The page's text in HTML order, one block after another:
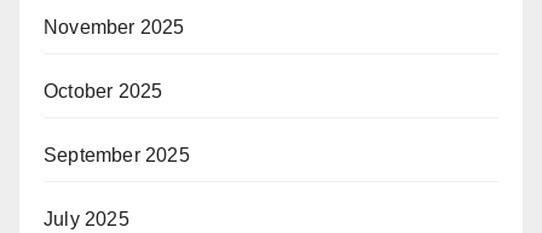
November 2025
October 2025
September 2025
July 2025